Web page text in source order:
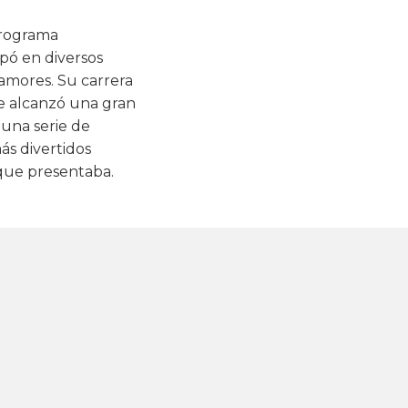
en diversos
Su carrera
alcanzó una gran
serie de
divertidos
presentaba.